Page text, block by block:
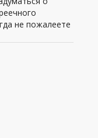
не пожалеете